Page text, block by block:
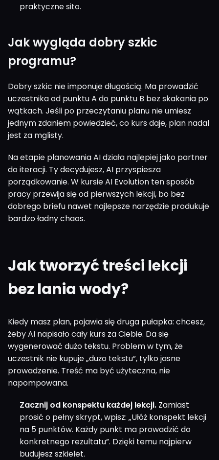
praktyczne sito.
Jak wygląda dobry szkic
programu?
Dobry szkic nie imponuje długością. Ma prowadzić
uczestnika od punktu A do punktu B bez skakania po
wątkach. Jeśli po przeczytaniu planu nie umiesz
jednym zdaniem powiedzieć, co kurs daje, plan nadal
jest za mglisty.
Na etapie planowania AI działa najlepiej jako partner
do iteracji. Ty decydujesz, AI przyspiesza
porządkowanie. W kursie AI Evolution ten sposób
pracy przewija się od pierwszych lekcji, bo bez
dobrego briefu nawet najlepsze narzędzie produkuje
bardzo ładny chaos.
Jak tworzyć treści lekcji
bez lania wody?
Kiedy masz plan, pojawia się druga pułapka: chcesz,
żeby AI napisało cały kurs za Ciebie. Da się
wygenerować dużo tekstu. Problem w tym, że
uczestnik nie kupuje „dużo tekstu”, tylko jasne
prowadzenie. Treść ma być użyteczna, nie
napompowana.
Zacznij od konspektu każdej lekcji. Zamiast
prosić o pełny skrypt, wpisz: „Ułóż konspekt lekcji
na 5 punktów. Każdy punkt ma prowadzić do
konkretnego rezultatu”. Dzięki temu najpierw
budujesz szkielet.